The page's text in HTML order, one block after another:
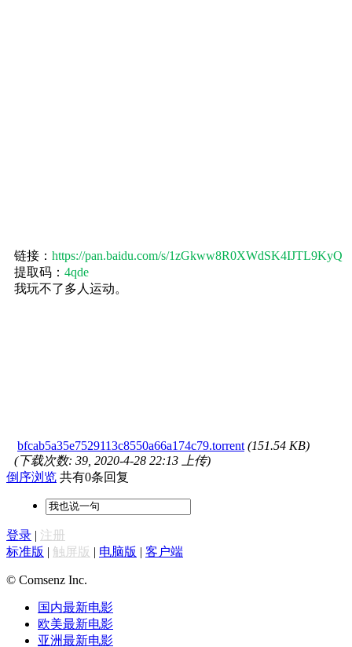
链接： https://pan.baidu.com/s/1zGkww8R0XWdSK4IJTL9KyQ
提取码： 4qde
我玩不了多人运动。
bfcab5a35e7529113c8550a66a174c79.torrent (151.54 KB)
(下载次数: 39, 2020-4-28 22:13 上传)
倒序浏览 共有0条回复
登录 | 注册
标准版 | 触屏版 | 电脑版 | 客户端
© Comsenz Inc.
国内最新电影
欧美最新电影
亚洲最新电影